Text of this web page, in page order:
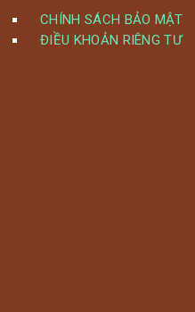
CHÍNH SÁCH BẢO MẬT
ĐIỀU KHOẢN RIÊNG TƯ